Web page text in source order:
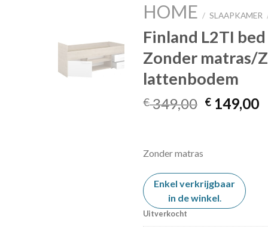
Add to
wishlist
HOME / SLAAPKAMER
Finland L2TI
Zonder matras/
lattenbodem
€349,00 € 149,00
Zonder matras
Enkel verkrijgbaar
in de winkel.
Uitverkocht